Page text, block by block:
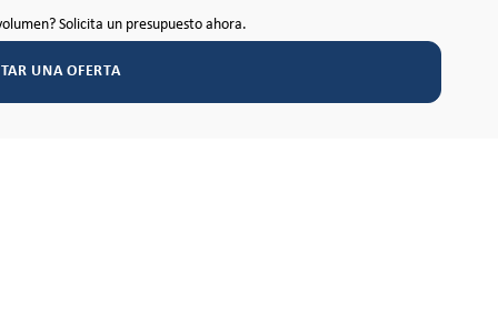
Solicita un presupuesto ahora.
UNA OFERTA